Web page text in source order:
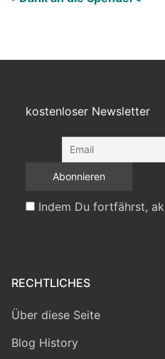
kostenloser Newsletter
Indem Du fortfährst,
RECHTLICHES
Über diese Seite
Blog History